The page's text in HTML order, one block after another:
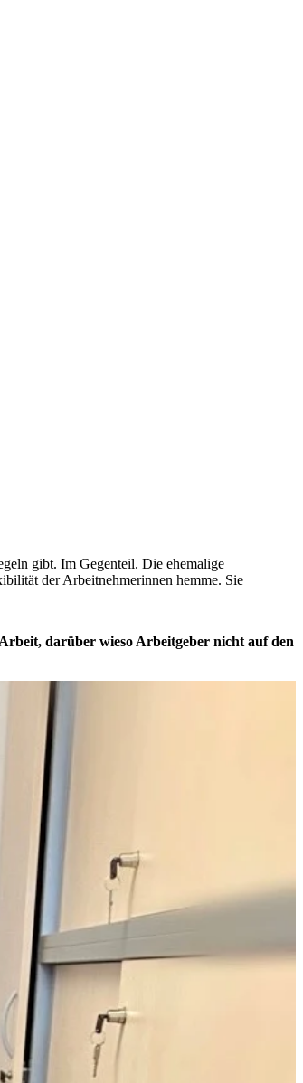
gibt. Im Gegenteil. Die ehemalige
der Arbeitnehmerinnen hemme. Sie
darüber wieso Arbeitgeber nicht auf den